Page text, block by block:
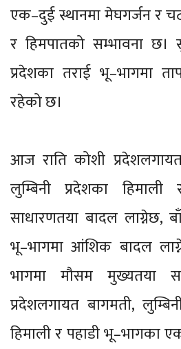
एक–दुई स्थानमा मेघगर्जन र
र हिमपातको सम्भावना छ।
प्रदेशका तराई भू–भागमा
रहेको छ।
आज राति कोशी
लुम्बिनी प्रदेशका हिमाली
साधारणतया बादल लाग्नेछ,
भू–भागमा आंशिक बादल
भागमा मौसम मुख्यतया
प्रदेशलगायत बागमती,
हिमाली र पहाडी भू–भागका